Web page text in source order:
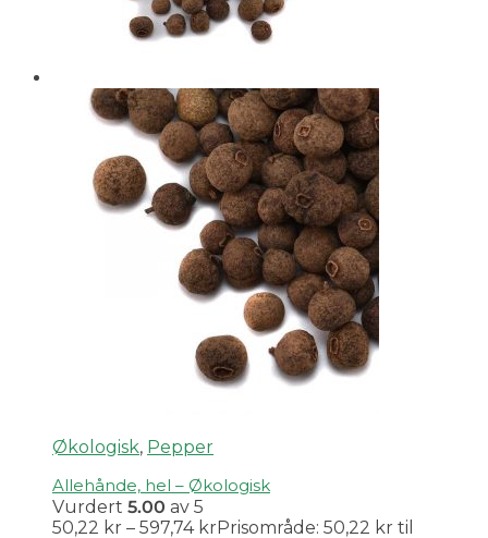
Økologisk, Pepper
Allehånde, hel – Økologisk
Vurdert 5.00 av 5
50,22 kr – 597,74 krPrisområde: 50,22 kr til